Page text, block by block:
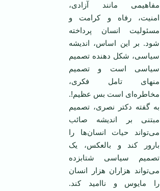
مفاهیمی مانند آزادی،
امنیت، رفاه و کرامت و
مسئولیت انسان پرداخته
شود. بر این اساس، اندیشه
سیاسی، شکل دهنده تصمیم
سیاسی است و تصمیم
منهای تامل فکری،
مخاطره‌ای است بس عظیم!.
به گفته دکتر نصری، تصمیم
مبتنی بر اندیشه صائب
می‌تواند حیات انسان‌ها را
بارور کند و بالعکس، یک
تصمیم سیاسی شتابزده
می‌تواند هزاران هزار انسان
را مایوس و ناامید کند.